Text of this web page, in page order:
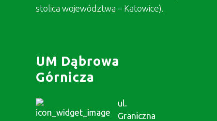
stolica województwa – Katowice).
UM Dąbrowa
Górnicza
ul.
Graniczna